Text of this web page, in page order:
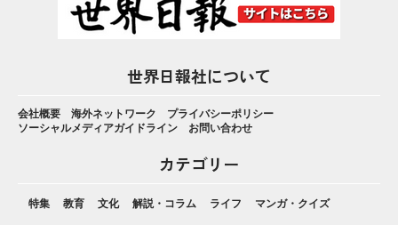
世界日報社について
会社概要 海外ネットワーク
プライバシーポリシー
ソーシャルメディアガイドライン
お問い合わせ
カテゴリー
特集 教育 文化 解説・コラム ライフ マンガ・クイズ